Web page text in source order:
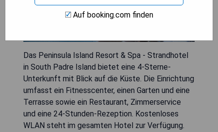
Das Peninsula Island Resort & Spa - Strandhotel
in South Padre Island bietet eine 4-Sterne-
Unterkunft mit Blick auf die Küste. Die Einrichtung
umfasst ein Fitnesscenter, einen Garten und eine
Terrasse sowie ein Restaurant, Zimmerservice
und eine 24-Stunden-Rezeption. Kostenloses
WLAN steht im gesamten Hotel zur Verfügung.
Auf booking.com finden